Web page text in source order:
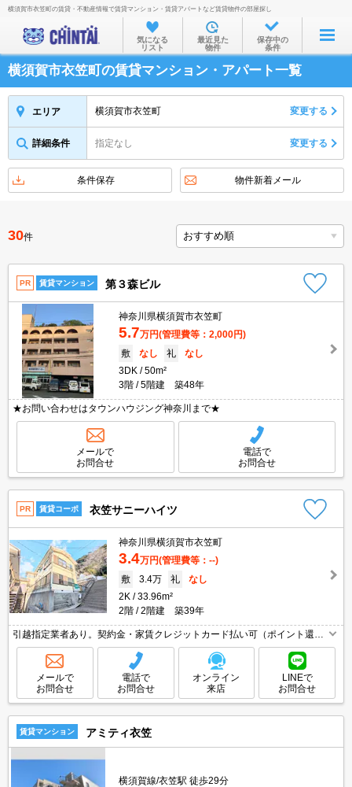
お部屋を探す
沿線・駅から
住所から
物件特集から
不動産会社から
TOP
横須賀市衣笠町の賃貸・不動産情報で賃貸マンション・賃貸アパートなど賃貸物件の部屋探し
気になる
リスト
最近見た
物件
保存中の
条件
横須賀市衣笠町の賃貸マンション・アパート一覧
エリア 横須賀市衣笠町 変更する
詳細条件 指定なし 変更する
条件保存 物件新着メール
30件
PR 賃貸マンション 第３森ビル
神奈川県横須賀市衣笠町
5.7万円(管理費等：2,000円)
敷
なし 礼
なし
3DK
50m²
3階
5階建 築48年
★お問い合わせはタウンハウジング神奈川まで★
メールで
お問合せ
電話で
お問合せ
PR 賃貸コーポ 衣笠サニーハイツ
神奈川県横須賀市衣笠町
3.4万円(管理費等：--)
敷
3.4万 礼
なし
2K
33.96m²
2階
2階建 築39年
引越指定業者あり。契約金・家賃クレジットカード払い可（ポイント還元
あり）。SAT119(消火剤)6,930円。貸主費用負担で鍵交換あり。消火剤・
防災グッズ代16,500円～。
メールで
お問合せ
電話で
お問合せ
オンライン
来店
LINEで
お問合せ
賃貸マンション アミティ衣笠
横須賀線/衣笠駅 徒歩29分